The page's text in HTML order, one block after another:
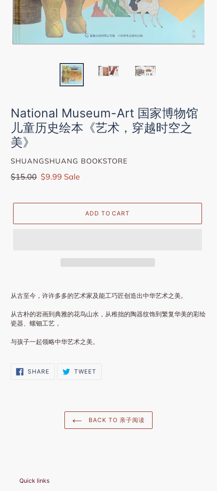
National Museum-Art 国家博物馆
儿童历史绘本《艺术，穿越时空之
美》
VENDOR
SHUANGSHUANG BOOKSTORE
Regular
$15.00 Sale
$9.99 Sale
ADD TO CART
从古至今，许许多多的艺术家及能工巧匠创造出中华艺术之美。
从古朴的岩画到典雅的花鸟山水，从稚拙的陶器纹饰到繁复华美的彩绘
瓷器、螺钿工艺，
与孩子一起领略中华艺术之美。
SHARESHARE
ON
TWEET
BACK TO 亲子阅读
Quick links